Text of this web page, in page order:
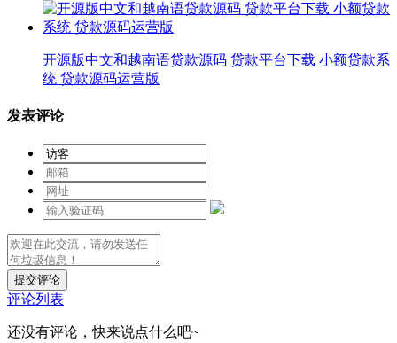
开源版中文和越南语贷款源码 贷款平台下载 小额贷款系
统 贷款源码运营版
发表评论
提交评论
评论列表
还没有评论，快来说点什么吧~